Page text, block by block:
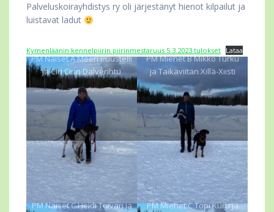
Palveluskoirayhdistys ry oli järjestänyt hienot kilpailut ja
luistavat ladut
Kymenläänin kennelpiirin piirinmestaruus 5.3.2023 tulokset Lataa
PM Naiset A Meeri Puustelli
ja Ciri Cirin Dalverihtu
PM Miehet B Mikko Turku
ja Taikaviitan Xillä-Xiisti
PM Naiset C Heidi Toivari ja
PM Miehet C Topi Kuru ja